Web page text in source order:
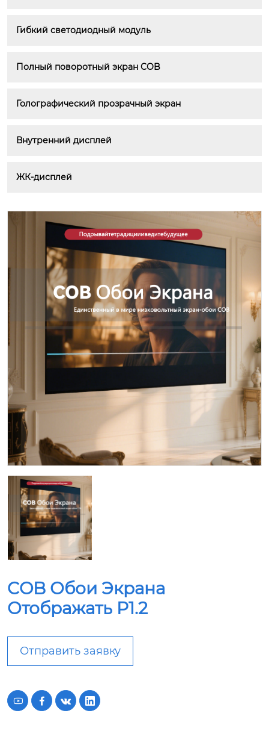
Гибкий светодиодный модуль
Полный поворотный экран COB
Голографический прозрачный экран
Внутренний дисплей
ЖК-дисплей
COB Обои Экрана
Отображать P1.2
Отправить заявку
   